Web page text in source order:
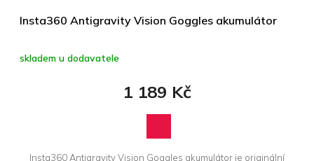
Insta360 Antigravity Vision Goggles akumulátor
skladem u dodavatele
1 189 Kč
Insta360 Antigravity Vision Goggles akumulátor je originální